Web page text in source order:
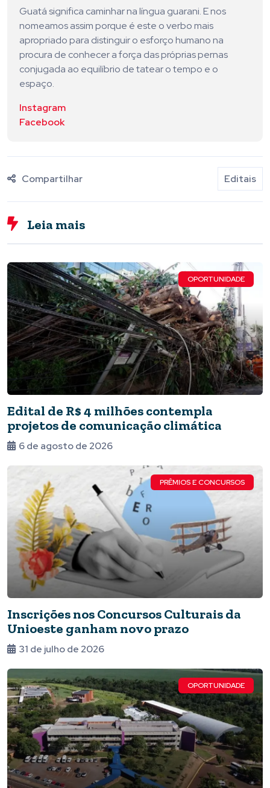
Guatá significa caminhar na língua guarani. E nos
nomeamos assim porque é este o verbo mais
apropriado para distinguir o esforço humano na
procura de conhecer a força das próprias pernas
conjugada ao equilíbrio de tatear o tempo e o
espaço.
Instagram
Facebook
Compartilhar Editais
Leia mais
OPORTUNIDADE
Edital de R$ 4 milhões contempla
projetos de comunicação climática
6 de agosto de 2026
PRÊMIOS E CONCURSOS
Inscrições nos Concursos Culturais da
Unioeste ganham novo prazo
31 de julho de 2026
OPORTUNIDADE